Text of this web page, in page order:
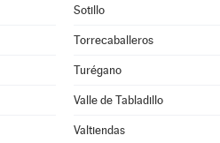
Sotillo
Torrecaballeros
Turégano
Valle de Tabladillo
Valtiendas